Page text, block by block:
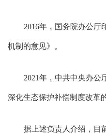
2016年，国务院办公厅
机制的意见》。
2021年，中共中央办公
深化生态保护补偿制度改革
据上述负责人介绍，目